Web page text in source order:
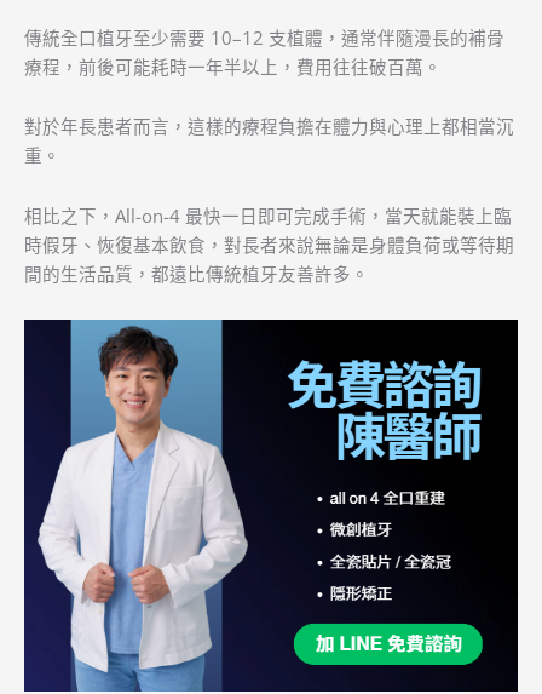
傳統全口植牙至少需要 10–12 支植體，通常伴隨漫長的補骨
療程，前後可能耗時一年半以上，費用往往破百萬。
對於年長患者而言，這樣的療程負擔在體力與心理上都相當沉
重。
相比之下，All-on-4 最快一日即可完成手術，當天就能裝上臨
時假牙、恢復基本飲食，對長者來說無論是身體負荷或等待期
間的生活品質，都遠比傳統植牙友善許多。